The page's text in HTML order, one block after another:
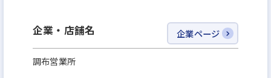
今より安定した環境で、もっと大きなキャリアを描
けるチャンスに挑戦してみませんか？
企業・店舗名 企業ページ
調布営業所